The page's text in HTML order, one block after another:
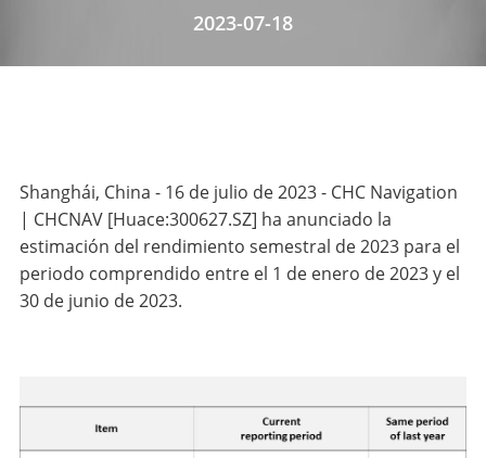
2023-07-18
Shanghái, China - 16 de julio de 2023 - CHC Navigation
| CHCNAV [Huace:300627.SZ] ha anunciado la
estimación del rendimiento semestral de 2023 para el
periodo comprendido entre el 1 de enero de 2023 y el
30 de junio de 2023.